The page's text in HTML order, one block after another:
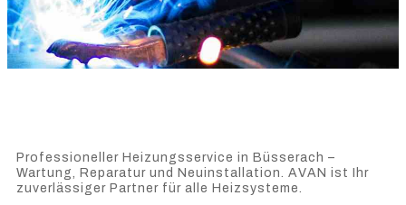
Professioneller Heizungsservice in Büsserach –
Wartung, Reparatur und Neuinstallation. AVAN ist Ihr
zuverlässiger Partner für alle Heizsysteme.